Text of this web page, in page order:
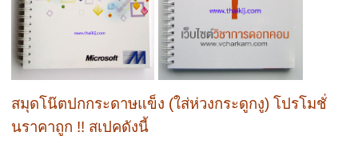
สมุดโน๊ตปกกระดาษแข็ง (ใส่ห่วงกระดูกงู) โปรโมชั่
นราคาถูก !! สเปคดังนี้